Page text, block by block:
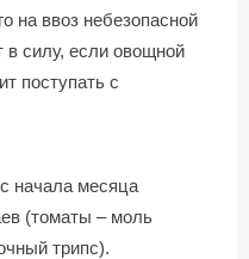
на ввоз небезопасной
в силу, если овощной
поступать с
начала месяца
(томаты – моль
трипс).